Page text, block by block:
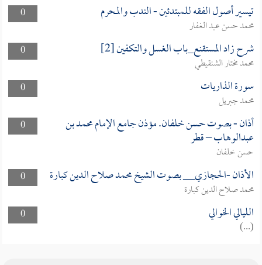
0
تيسير أصول الفقه للمبتدئين - الندب والمحرم
محمد حسن عبد الغفار
0
شرح زاد المستقنع_باب الغسل والتكفين [2]
محمد مختار الشنقيطي
0
سورة الذاريات
محمد جبريل
0
أذان - بصوت حسن خلفان. مؤذن جامع الإمام محمد بن
عبدالوهاب – قطر
حسن خلفان
0
الأذان -الحجازي__ بصوت الشيخ محمد صلاح الدين كبارة
محمد صلاح الدين كبارة
0
الليالي الخوالي
(...)